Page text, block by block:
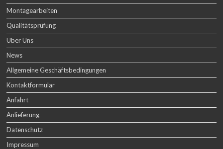
Montagearbeiten
Qualitätsprüfung
Über Uns
News
Allgemeine Geschäftsbedingungen
Kontaktformular
Anfahrt
Anlieferung
Datenschutz
Impressum